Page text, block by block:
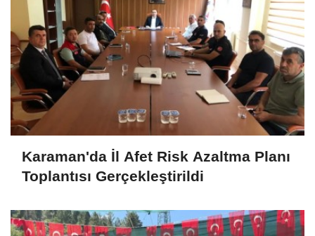
Karaman'da İl Afet Risk Azaltma Planı
Toplantısı Gerçekleştirildi